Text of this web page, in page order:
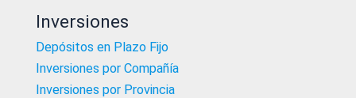
Inversiones
Depósitos en Plazo Fijo
Inversiones por Compañía
Inversiones por Provincia